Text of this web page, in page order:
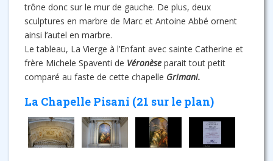
trône donc sur le mur de gauche. De plus, deux
sculptures en marbre de Marc et Antoine Abbé ornent
ainsi l’autel en marbre.
Le tableau, La Vierge à l’Enfant avec sainte Catherine et
frère Michele Spaventi de Véronèse parait tout petit
comparé au faste de cette chapelle Grimani.
La Chapelle Pisani (21 sur le plan)